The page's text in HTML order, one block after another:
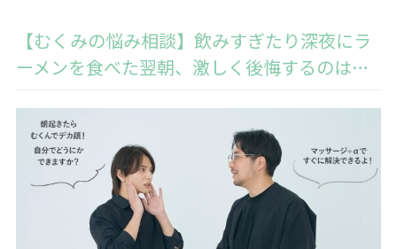
【むくみの悩み相談】飲みすぎたり深夜にラ
ーメンを食べた翌朝、激しく後悔するのは…